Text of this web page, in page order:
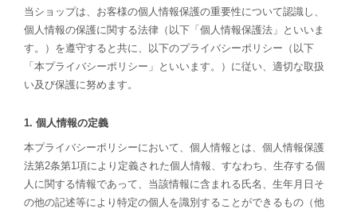
当ショップは、お客様の個人情報保護の重要性について認識し、
個人情報の保護に関する法律（以下「個人情報保護法」といいま
す。）を遵守すると共に、以下のプライバシーポリシー（以下
「本プライバシーポリシー」といいます。）に従い、適切な取扱
い及び保護に努めます。
1. 個人情報の定義
本プライバシーポリシーにおいて、個人情報とは、個人情報保護
法第2条第1項により定義された個人情報、すなわち、生存する個
人に関する情報であって、当該情報に含まれる氏名、生年月日そ
の他の記述等により特定の個人を識別することができるもの（他